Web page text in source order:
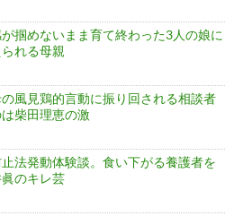
掴めないまま育て終わった3人の娘に
れる母親
風見鶏的言動に振り回される相談者
柴田理恵の激
法発動体験談。食い下がる養護者を
のキレ芸